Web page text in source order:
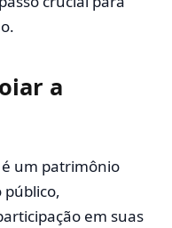
a
é um patrimônio
público,
em suas